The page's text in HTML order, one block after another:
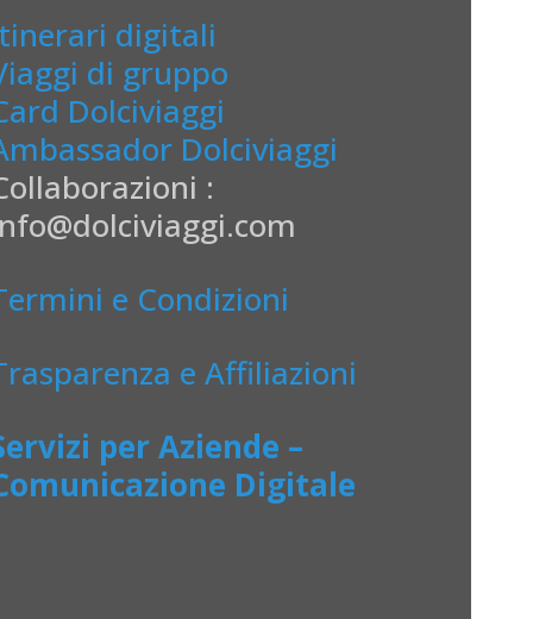
digitali
di gruppo
Dolciviaggi
Dolciviaggi
:
e Condizioni
e Affiliazioni
per Aziende –
Digitale